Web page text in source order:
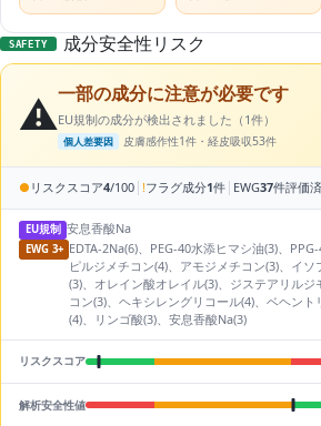
SAFETY 成分安全性リスク
⚠️一部の成分に注意が必要です
EU規制の成分が検出されました（1件）
個人差要因 皮膚感作性1件・経皮吸収53件
● リスクスコア4/100 | !フラグ成分1件 | EWG37件評価
EU規制 安息香酸Na
EWG 3+ EDTA-2Na(6)、PEG-40水添ヒマシ油(3)、
ピルジメチコン(4)、アモジメチコン(3)、イ
(3)、オレイン酸オレイル(3)、ジステアリル
コン(3)、ヘキシレングリコール(4)、ベヘン
(4)、リンゴ酸(3)、安息香酸Na(3)
リスクスコア
解析安全性値